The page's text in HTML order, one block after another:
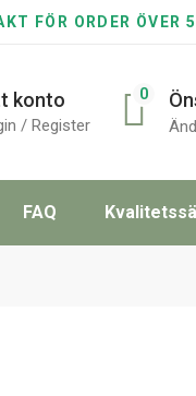
FÖR ORDER ÖVER
konto
/ Register
0
FAQ